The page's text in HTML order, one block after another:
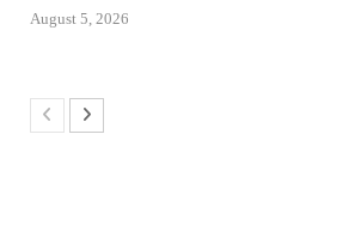
August 5, 2026